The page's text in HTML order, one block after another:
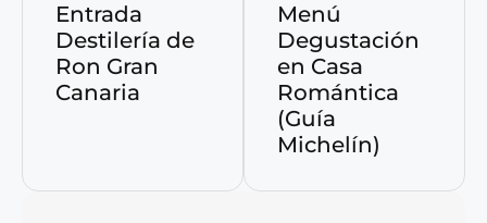
Entrada
Destilería de
Ron Gran
Canaria
Menú
Degustación
en Casa
Romántica
(Guía
Michelín)